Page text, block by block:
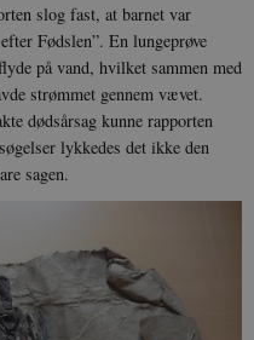
slog fast, at barnet var
Fødslen”. En lungeprøve
på vand, hvilket sammen med
strømmet gennem vævet.
dødsårsag kunne rapporten
lykkedes det ikke den
sagen.